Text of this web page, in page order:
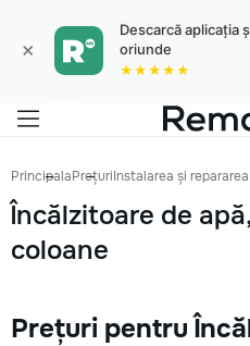
×
Descarcă aplicația
oriunde
★★★★★
PrincipalaPrețuriInstalarea și
Încălzitoare de
coloane
Prețuri pentru